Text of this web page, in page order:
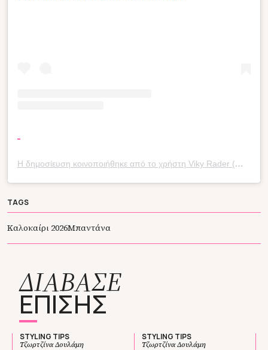
Η δημοσίευση κοινοποιήθηκε από το χρήστη Viky Rader (@vikyrader)
TAGS
Καλοκαίρι 2026Μπαντάνα
ΔΙΑΒΑΣΕ
ΕΠΙΣΗΣ
STYLING TIPS
Τζωρτζίνα Δουλάμη
STYLING TIPS
Τζωρτζίνα Δουλάμη